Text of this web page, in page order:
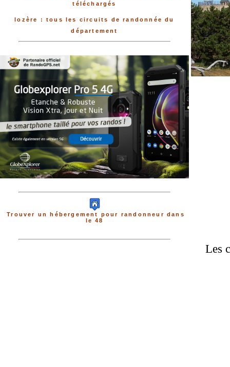
téléchargés
lozère : tous les circuits de randonnée du
département
Trouver un hébergement pour randonneur dans
le 48
Les